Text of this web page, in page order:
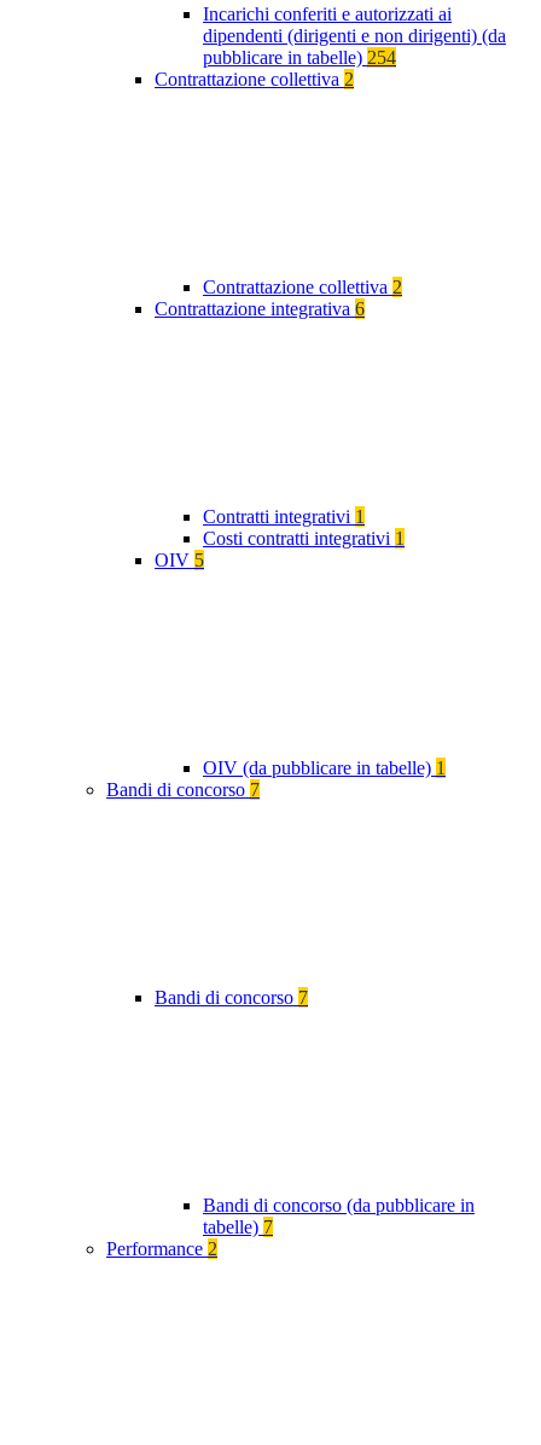
Incarichi conferiti e autorizzati ai
dipendenti (dirigenti e non dirigenti) (da
pubblicare in tabelle) 254
Contrattazione collettiva 2
Contrattazione collettiva 2
Contrattazione integrativa 6
Contratti integrativi 1
Costi contratti integrativi 1
OIV 5
OIV (da pubblicare in tabelle) 1
Bandi di concorso 7
Bandi di concorso 7
Bandi di concorso (da pubblicare in
tabelle) 7
Performance 2